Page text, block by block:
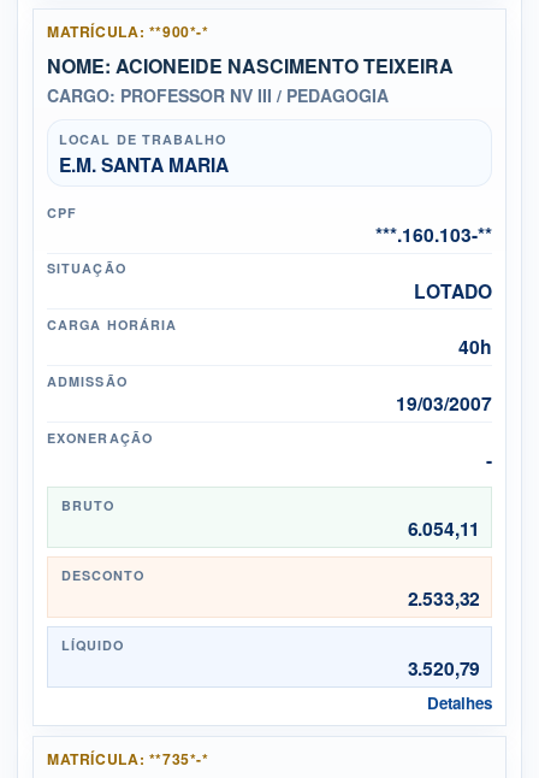
MATRÍCULA: **900*-*
NOME: ACIONEIDE NASCIMENTO TEIXEIRA
CARGO: PROFESSOR NV III / PEDAGOGIA
LOCAL DE TRABALHO
E.M. SANTA MARIA
CPF
***.160.103-**
SITUAÇÃO
LOTADO
CARGA HORÁRIA
40h
ADMISSÃO
19/03/2007
EXONERAÇÃO
-
BRUTO
6.054,11
DESCONTO
2.533,32
LÍQUIDO
3.520,79
Detalhes
MATRÍCULA: **735*-*